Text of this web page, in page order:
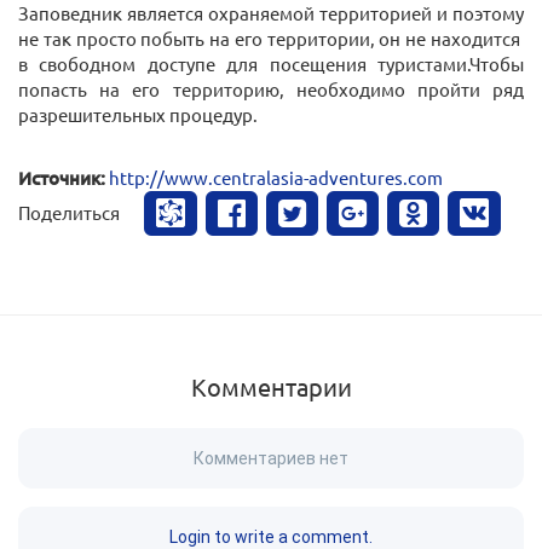
Заповедник является охраняемой территорией и поэтому
не так просто побыть на его территории, он не находится
в свободном доступе для посещения туристами.Чтобы
попасть на его территорию, необходимо пройти ряд
разрешительных процедур.
Источник: http://www.centralasia-adventures.com
Поделиться
Комментарии
Комментариев нет
Login to write a comment.